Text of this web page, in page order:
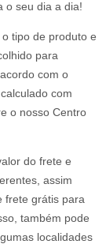
o seu dia a dia!
tipo de produto e
para
com o
com
o nosso Centro
do frete e
assim
frete grátis para
também pode
localidades